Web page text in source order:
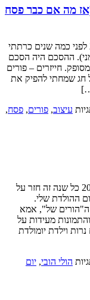
מה אם כבר פסח
לראשונה ב"תפוז" בתאריך 6 אפריל 2012 לפני כמה שנים כרתתי
ההסכם היה הסכם
חייזרים – פורים
חג שמחתי להפיק את
עיצוב,פורים,פסח,
פורסם לראשונה ב"תפוז" בתאריך 15 אוגוסט 2011 כל שנה זה חזר על
ההולדת שלי.
של", אמא
מעידות על
וילדת יומולדת
הולי הובי,יום